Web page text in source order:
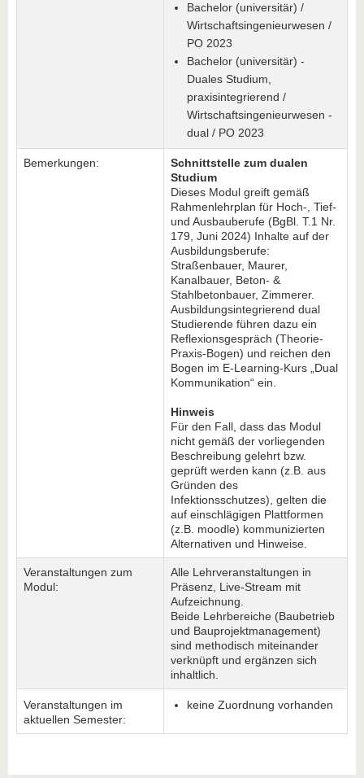
Bachelor (universitär) /
Wirtschaftsingenieurwesen /
PO 2023
Bachelor (universitär) -
Duales Studium,
praxisintegrierend /
Wirtschaftsingenieurwesen -
dual / PO 2023
Bemerkungen:
Schnittstelle zum dualen
Studium
Dieses Modul greift gemäß
Rahmenlehrplan für Hoch-, Tief-
und Ausbauberufe (BgBl. T.1 Nr.
179, Juni 2024) Inhalte auf der
Ausbildungsberufe:
Straßenbauer, Maurer,
Kanalbauer, Beton- &
Stahlbetonbauer, Zimmerer.
Ausbildungsintegrierend dual
Studierende führen dazu ein
Reflexionsgespräch (Theorie-
Praxis-Bogen) und reichen den
Bogen im E-Learning-Kurs „Dual
Kommunikation“ ein.
Hinweis
Für den Fall, dass das Modul
nicht gemäß der vorliegenden
Beschreibung gelehrt bzw.
geprüft werden kann (z.B. aus
Gründen des
Infektionsschutzes), gelten die
auf einschlägigen Plattformen
(z.B. moodle) kommunizierten
Alternativen und Hinweise.
Veranstaltungen zum
Modul:
Alle Lehrveranstaltungen in
Präsenz, Live-Stream mit
Aufzeichnung.
Beide Lehrbereiche (Baubetrieb
und Bauprojektmanagement)
sind methodisch miteinander
verknüpft und ergänzen sich
inhaltlich.
Veranstaltungen im
aktuellen Semester:
keine Zuordnung vorhanden